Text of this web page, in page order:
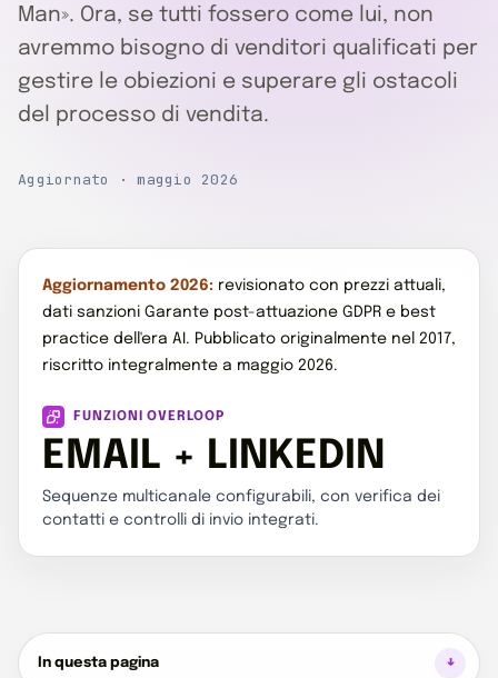
Man». Ora, se tutti fossero come lui, non
avremmo bisogno di venditori qualificati per
gestire le obiezioni e superare gli ostacoli
del processo di vendita.
Aggiornato · maggio 2026
Aggiornamento 2026: revisionato con prezzi attuali,
dati sanzioni Garante post-attuazione GDPR e best
practice dell'era AI. Pubblicato originalmente nel 2017,
riscritto integralmente a maggio 2026.
FUNZIONI OVERLOOP
EMAIL + LINKEDIN
Sequenze multicanale configurabili, con verifica dei
contatti e controlli di invio integrati.
In questa pagina